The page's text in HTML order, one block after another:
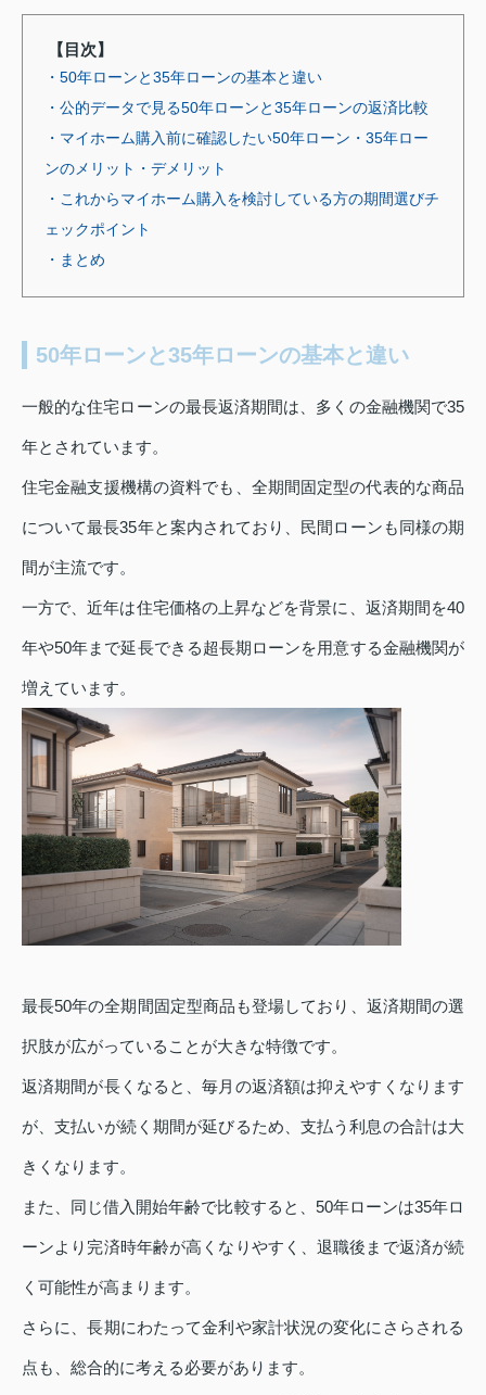
【目次】
・50年ローンと35年ローンの基本と違い
・公的データで見る50年ローンと35年ローンの返済比較
・マイホーム購入前に確認したい50年ローン・35年ロー
ンのメリット・デメリット
・これからマイホーム購入を検討している方の期間選びチ
ェックポイント
・まとめ
50年ローンと35年ローンの基本と違い
一般的な住宅ローンの最長返済期間は、多くの金融機関で35
年とされています。
住宅金融支援機構の資料でも、全期間固定型の代表的な商品
について最長35年と案内されており、民間ローンも同様の期
間が主流です。
一方で、近年は住宅価格の上昇などを背景に、返済期間を40
年や50年まで延長できる超長期ローンを用意する金融機関が
増えています。
最長50年の全期間固定型商品も登場しており、返済期間の選
択肢が広がっていることが大きな特徴です。
返済期間が長くなると、毎月の返済額は抑えやすくなります
が、支払いが続く期間が延びるため、支払う利息の合計は大
きくなります。
また、同じ借入開始年齢で比較すると、50年ローンは35年ロ
ーンより完済時年齢が高くなりやすく、退職後まで返済が続
く可能性が高まります。
さらに、長期にわたって金利や家計状況の変化にさらされる
点も、総合的に考える必要があります。